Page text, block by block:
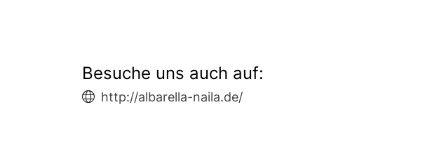
Besuche uns auch auf:
http://albarella-naila.de/